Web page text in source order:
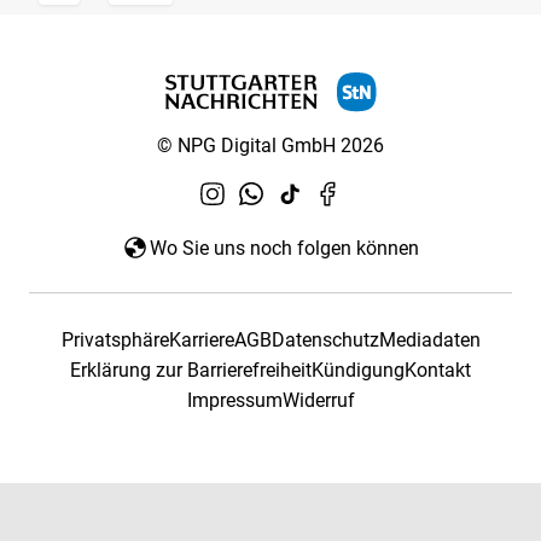
© NPG Digital GmbH 2026
Wo Sie uns noch folgen können
PrivatsphäreKarriereAGBDatenschutzMediadaten
Erklärung zur BarrierefreiheitKündigungKontakt
ImpressumWiderruf